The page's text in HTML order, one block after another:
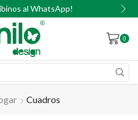
al WhatsApp!
0
Cuadros